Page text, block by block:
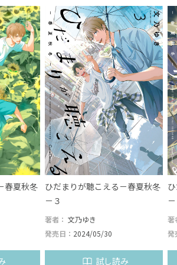
春夏秋冬
ひだまりが聴こえる－春夏秋冬
－３
著者： 文乃ゆき
発売日： 2024/05/30
試し読み
著
発